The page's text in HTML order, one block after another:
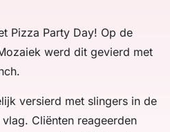
Pizza Party Day! Op de
werd dit gevierd met
versierd met slingers in de
Cliënten reageerden